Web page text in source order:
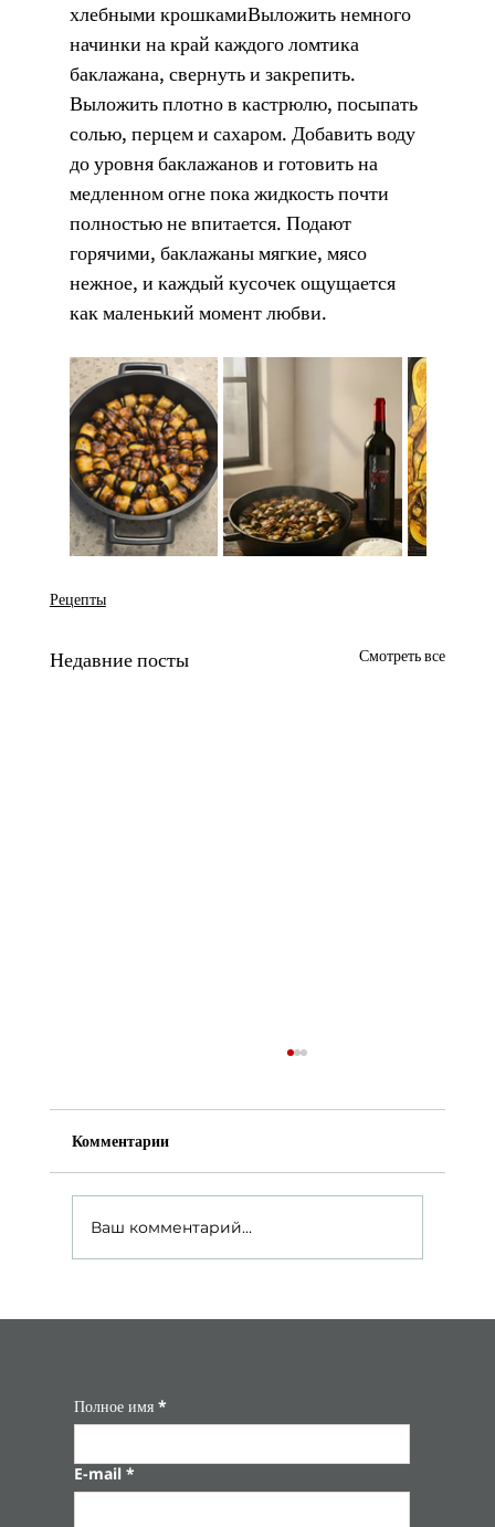
хлебными крошкамиВыложить немного
начинки на край каждого ломтика
баклажана, свернуть и закрепить.
Выложить плотно в кастрюлю, посыпать
солью, перцем и сахаром. Добавить воду
до уровня баклажанов и готовить на
медленном огне пока жидкость почти
полностью не впитается. Подают
горячими, баклажаны мягкие, мясо
нежное, и каждый кусочек ощущается
как маленький момент любви.
Рецепты
Недавние посты Смотреть все
Комментарии
Ваш комментарий...
Полное имя *
E-mail *